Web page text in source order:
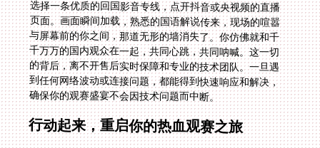
确保你的观赛盛宴不会因技术问题而中断。
行动起来，重启你的热血观赛之旅